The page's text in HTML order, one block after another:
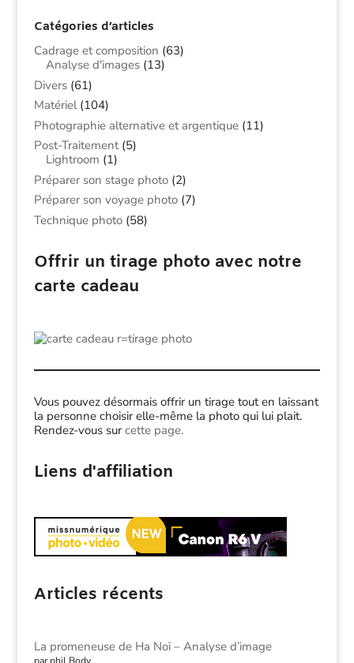
Catégories d’articles
Cadrage et composition (63)
Analyse d'images(13)
Divers(61)
Matériel(104)
Photographie alternative et argentique(11)
Post-Traitement(5)
Lightroom (1)
Préparer son stage photo(2)
Préparer son voyage photo(7)
Technique photo(58)
Offrir un tirage photo avec notre
carte cadeau
Vous pouvez désormais offrir un tirage tout en laissant
la personne choisir elle-même la photo qui lui plait.
Rendez-vous surcette page.
Liens d'affiliation
Articles récents
La promeneuse de Ha Noï – Analyse d’image
par phil Body